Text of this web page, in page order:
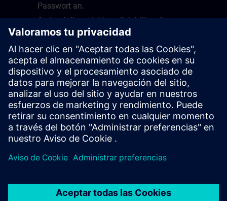
Passwort an.
Andernfalls registriere dich bitte mit
Emailadresse und Benutzernamen und folge
dazu den Anweisungen.
Nach erfolgreicher Anmeldung wirst du auf die
Startseite von Virtual Lab geleitet.
Glückwunsch, du kannst nun Virtual Lab nutzen
sobald ein Kurs bereitsteht.